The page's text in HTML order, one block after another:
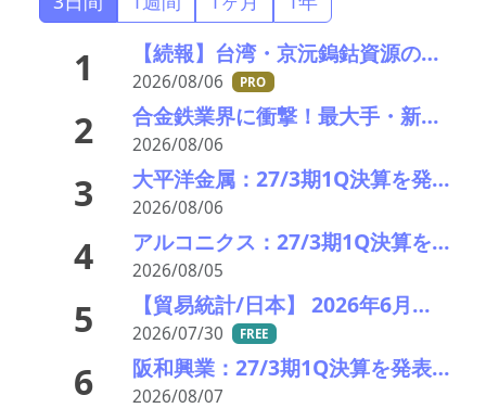
1 【続報】台湾・京沅鎢鈷資源の黄会長殺害事件、元従業員を逮捕か／8月8・9日に葬儀執行へ
2026/08/06 PRO
2 合金鉄業界に衝撃！最大手・新日本電工がマレーシア事業から撤退、マンガン市況低迷で72億円の減損
2026/08/06
3 大平洋金属：27/3期1Q決算を発表。業績見通しを上方修正
2026/08/06
4 アルコニクス：27/3期1Q決算を発表。業績見通し、配当を修正
2026/08/05
5 【貿易統計/日本】 2026年6月一覧表
2026/07/30 FREE
6 阪和興業：27/3期1Q決算を発表、計画対比上振れしているも業績見通し据え置く
2026/08/07